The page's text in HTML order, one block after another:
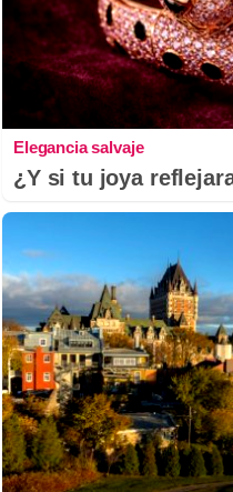
Elegancia salvaje
¿Y si tu joya